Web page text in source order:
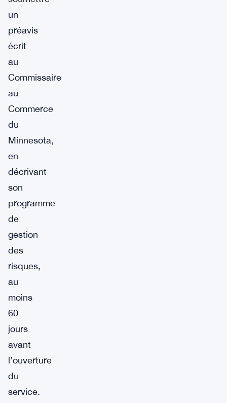
un
préavis
écrit
au
Commissaire
au
Commerce
du
Minnesota,
en
décrivant
son
programme
de
gestion
des
risques,
au
moins
60
jours
avant
l’ouverture
du
service.